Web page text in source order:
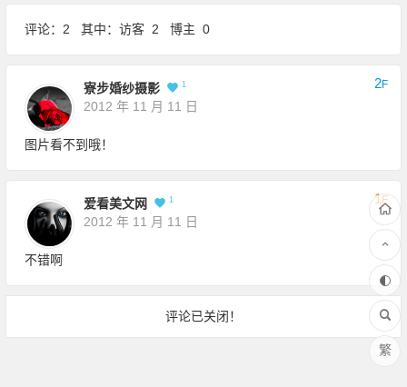
评论：2 其中：访客 2 博主 0
寮步婚纱摄影 1
2012 年 11 月 11 日
2F
图片看不到哦！
爱看美文网 1
2012 年 11 月 11 日
1 F
不错啊
评论已关闭！
繁